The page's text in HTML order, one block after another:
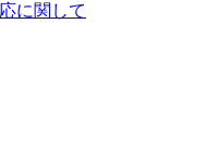
に関して